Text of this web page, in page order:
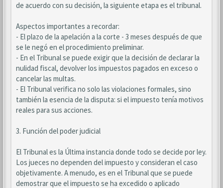
de acuerdo con su decisión, la siguiente etapa es el tribunal.
Aspectos importantes a recordar:
- El plazo de la apelación a la corte - 3 meses después de que
se le negó en el procedimiento preliminar.
- En el Tribunal se puede exigir que la decisión de declarar la
nulidad fiscal, devolver los impuestos pagados en exceso o
cancelar las multas.
- El Tribunal verifica no solo las violaciones formales, sino
también la esencia de la disputa: si el impuesto tenía motivos
reales para sus acciones.
3. Función del poder judicial
El Tribunal es la Última instancia donde todo se decide por ley.
Los jueces no dependen del impuesto y consideran el caso
objetivamente. A menudo, es en el Tribunal que se puede
demostrar que el impuesto se ha excedido o aplicado